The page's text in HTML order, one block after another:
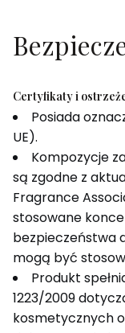
Certyfikaty i
Posiada
UE).
Kompozycje
są zgodne z
Fragrance
stosowane
bezpieczeństwa
mogą być
Produkt
1223/2009
kosmetycznych